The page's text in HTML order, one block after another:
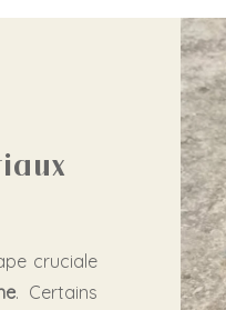
cruciale
. Certains